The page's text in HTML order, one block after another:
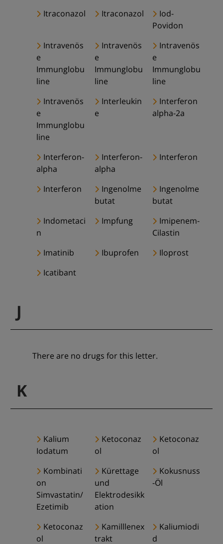
Itraconazol Itraconazol
Iod-
Povidon
Intravenös
e
Immunglobu
line
Intravenös
e
Immunglobu
line
Intravenös
e
Immunglobu
line
Intravenös
e
Immunglobu
line
Interleukin
e
Interferon
alpha-2a
Interferon-
alpha
Interferon-
alpha
Interferon
Interferon
Ingenolme
butat
Ingenolme
butat
Indometaci
n
Impfung
Imipenem-
Cilastin
Imatinib
Ibuprofen
Iloprost
Icatibant
J
There are no drugs for this letter.
K
Kalium
Iodatum
Ketoconaz
ol
Ketoconaz
ol
Kombinati
on
Simvastatin/
Ezetimib
Kürettage
und
Elektrodesikk
ation
Kokusnuss
-Öl
Ketoconaz
ol
Kamilllenex
trakt
Kaliumiodi
d